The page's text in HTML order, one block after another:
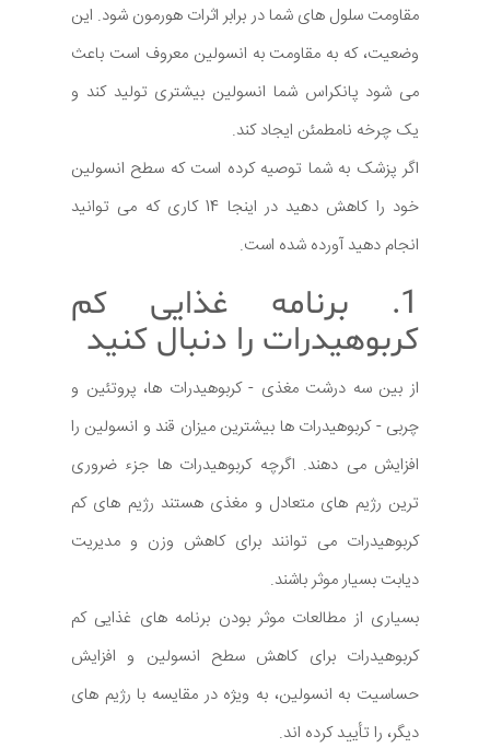
مقاومت سلول های شما در برابر اثرات هورمون شود. این
وضعیت، که به مقاومت به انسولین معروف است باعث
می شود پانکراس شما انسولین بیشتری تولید کند و
یک چرخه نامطمئن ایجاد کند.
اگر پزشک به شما توصیه کرده است که سطح انسولین
خود را کاهش دهید در اینجا 14 کاری که می توانید
انجام دهید آورده شده است.
1. برنامه غذایی کم
کربوهیدرات را دنبال کنید
از بین سه درشت مغذی - کربوهیدرات ها، پروتئین و
چربی - کربوهیدرات ها بیشترین میزان قند و انسولین را
افزایش می دهند. اگرچه کربوهیدرات ها جزء ضروری
ترین رژیم های متعادل و مغذی هستند رژیم های کم
کربوهیدرات می توانند برای کاهش وزن و مدیریت
دیابت بسیار موثر باشند.
بسیاری از مطالعات موثر بودن برنامه های غذایی کم
کربوهیدرات برای کاهش سطح انسولین و افزایش
حساسیت به انسولین، به ویژه در مقایسه با رژیم های
دیگر، را تأیید کرده اند.